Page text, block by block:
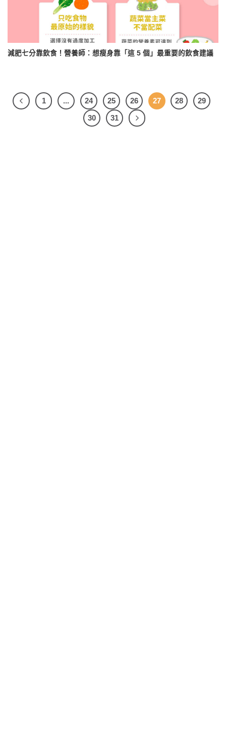
減肥七分靠飲食！營養師：想瘦身靠「這 5 個」最重要的飲食建議
1 ... 24 25 26 27 28
29
30
31